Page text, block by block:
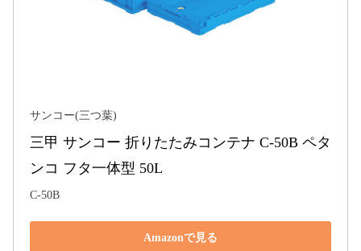
サンコー(三つ葉)
三甲 サンコー 折りたたみコンテナ C-50B ペタ
ンコ フタ一体型 50L
C-50B
Amazonで見る